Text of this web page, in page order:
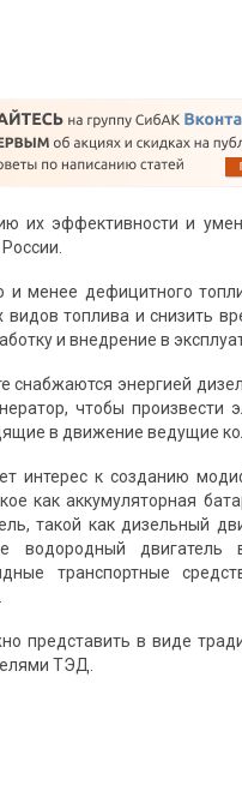
их эффективности и
менее дефицитного
топлива и снизить
и внедрение в
энергией
чтобы произвести
в движение ведущие
интерес к созданию
как аккумуляторная
такой как дизельный
двигатель
транспортные
представить в виде
ТЭД.